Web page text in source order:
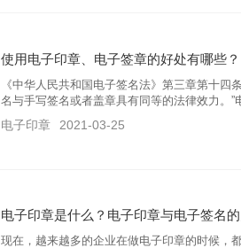
使用电子印章、电子签章的好处有哪些？
《中华人民共和国电子签名法》第三章第十四
名与手写签名或者盖章具有同等的法律效力。”
形式，所以它跟电子签名一样，是被法律认可
电子印章 2021-03-25
电子印章是什么？电子印章与电子签名的
现在，越来越多的企业在做电子印章的时候，